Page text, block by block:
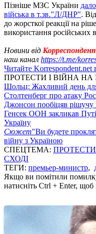
Пізніше МЗС України
війська в т.зв."Л/ДНР".
до жорсткої реакції на
використання російських
Новини від
наш канал https://t.me/
Читайте Korrespondent.net
ПРОТЕСТИ І ВІЙНА
Шольц: Жахливий день
Столтенберг про атаку
Джонсон пообіцяв рішучу
Генсек ООН закликав
Україну
Сюжет"Ви будете
війну з Україною
СПЕЦТЕМА:
СХОДІ
ТЕГИ: премьер-министр,
Якщо ви помітили
натисніть Ctrl + Enter,